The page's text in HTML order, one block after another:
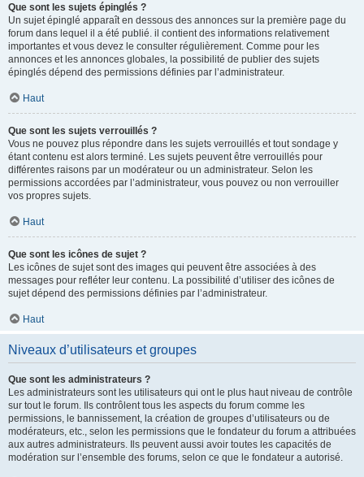
Que sont les sujets épinglés ?
Un sujet épinglé apparaît en dessous des annonces sur la première page du
forum dans lequel il a été publié. il contient des informations relativement
importantes et vous devez le consulter régulièrement. Comme pour les
annonces et les annonces globales, la possibilité de publier des sujets
épinglés dépend des permissions définies par l’administrateur.
Haut
Que sont les sujets verrouillés ?
Vous ne pouvez plus répondre dans les sujets verrouillés et tout sondage y
étant contenu est alors terminé. Les sujets peuvent être verrouillés pour
différentes raisons par un modérateur ou un administrateur. Selon les
permissions accordées par l’administrateur, vous pouvez ou non verrouiller
vos propres sujets.
Haut
Que sont les icônes de sujet ?
Les icônes de sujet sont des images qui peuvent être associées à des
messages pour refléter leur contenu. La possibilité d’utiliser des icônes de
sujet dépend des permissions définies par l’administrateur.
Haut
Niveaux d’utilisateurs et groupes
Que sont les administrateurs ?
Les administrateurs sont les utilisateurs qui ont le plus haut niveau de contrôle
sur tout le forum. Ils contrôlent tous les aspects du forum comme les
permissions, le bannissement, la création de groupes d’utilisateurs ou de
modérateurs, etc., selon les permissions que le fondateur du forum a attribuées
aux autres administrateurs. Ils peuvent aussi avoir toutes les capacités de
modération sur l’ensemble des forums, selon ce que le fondateur a autorisé.